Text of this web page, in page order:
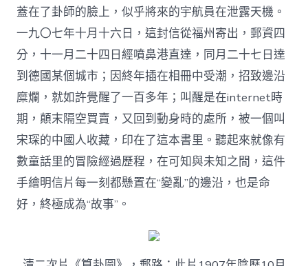
蓋在了卦師的臉上，似乎將來的宇航員在泄露天機。
一九〇七年十月十六日，這封信從福州寄出，郵資四
分，十一月二十四日經噴鼻港直達，同月二十七日達
到德國某個城市；因終年插在相冊中受潮，招致邊沿
糜爛，就如許覺醒了一百多年；叫醒是在internet時
期，顛末隔空買賣，又回到動身時的處所，被一個叫
宋琛的中國人收藏，印在了這本書里。聽起來就像有
數童話里的冒險經過歷程，在可知與未知之間，這件
手繪明信片每一刻都懸置在“變亂”的邊沿，也是命
好，終極成為“故事”。